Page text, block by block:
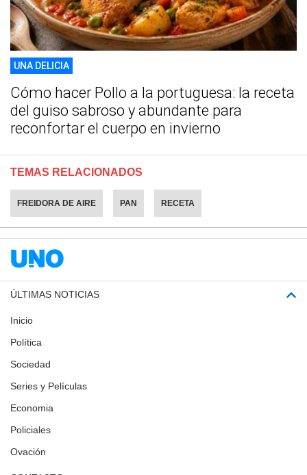
UNA DELICIA
Cómo hacer Pollo a la portuguesa: la receta
del guiso sabroso y abundante para
reconfortar el cuerpo en invierno
TEMAS RELACIONADOS
FREIDORA DE AIRE PAN RECETA
ÚLTIMAS NOTICIAS
Inicio
Política
Sociedad
Series y Películas
Economia
Policiales
Ovación